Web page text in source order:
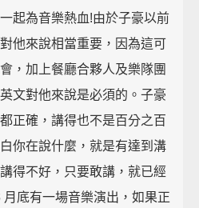
起為音樂熱血!由於子豪以前
他來說相當重要，因為這可
，加上餐廳合夥人及樂隊團
文對他來說是必須的。子豪
正確，講得也不是百分之百
你在說什麼，就是有達到溝
得不好，只要敢講，就已經
底有一場音樂演出，如果正